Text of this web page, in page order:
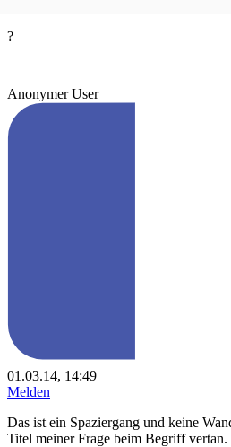
?
Anonymer User
01.03.14, 14:49
Melden
Das ist ein Spaziergang und keine
Titel meiner Frage beim Begriff vertan.